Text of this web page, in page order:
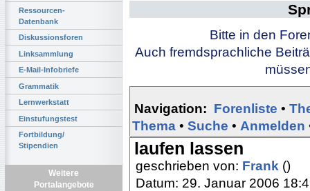
Ressourcen-
Datenbank
Diskussionsforen
Linksammlung
E-Mail-Infobriefe
Grammatik
Lernwerkstatt
Einstufungstest
Fortbildung/
Stipendien
Weitere
Portalangebote
Bitte in den
Auch fremdsprachliche
Navigation: Forenliste •
Thema • Suche • Anmelden
laufen lassen
geschrieben von: Frank ()
Datum: 29. Januar 2006